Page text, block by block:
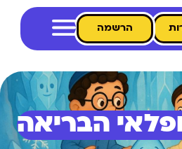
הרשמה
הבריאה